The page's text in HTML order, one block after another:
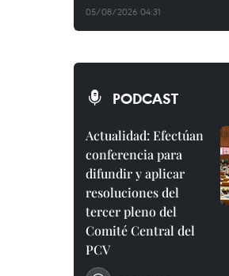
05/08/2026 04:31
PODCAST
Actualidad: Efectúan
conferencia para
difundir y aplicar
resoluciones del
tercer pleno del
Comité Central del
PCV